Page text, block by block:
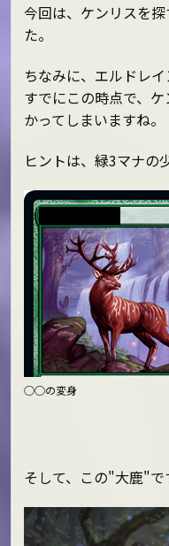
今回は、ケンリスを
た。
ちなみに、エルドレ
すでにこの時点で、
かってしまいますね。
ヒントは、緑3マナの
○○の変身
そして、この"大鹿"で